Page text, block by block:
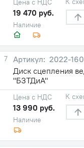
Наличие
Цена с НДС
19 470 руб.
7
2022-
Диск сцепления
"БЗТДиА"
Наличие
Цена с НДС
13 990 руб.
К